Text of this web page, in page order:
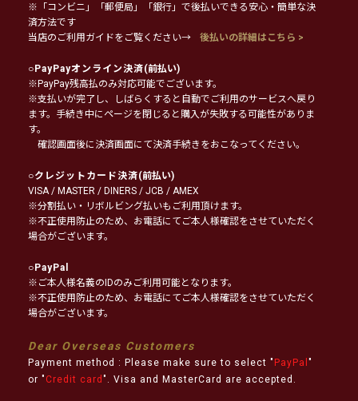
※「コンビニ」「郵便局」「銀行」で後払いできる安心・簡単な決
済方法です
当店のご利用ガイドをご覧ください→
後払いの詳細はこちら >
○PayPayオンライン決済(前払い)
※PayPay残高払のみ対応可能でございます。
※支払いが完了し、しばらくすると自動でご利用のサービスへ戻り
ます。手続き中にページを閉じると購入が失敗する可能性がありま
す。
確認画面後に決済画面にて決済手続きをおこなってください。
○クレジットカード決済(前払い)
VISA / MASTER / DINERS / JCB / AMEX
※分割払い・リボルビング払いもご利用頂けます。
※不正使用防止のため、お電話にてご本人様確認をさせていただく
場合がございます。
○PayPal
※ご本人様名義のIDのみご利用可能となります。
※不正使用防止のため、お電話にてご本人様確認をさせていただく
場合がございます。
Dear Overseas Customers
Payment method : Please make sure to select " PayPal "
or " Credit card ". Visa and MasterCard are accepted.